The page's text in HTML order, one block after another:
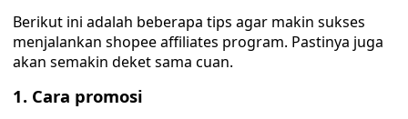
Berikut ini adalah beberapa tips agar makin sukses
menjalankan shopee affiliates program. Pastinya juga
akan semakin deket sama cuan.
1. Cara promosi